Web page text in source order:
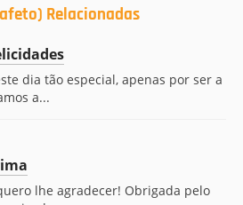
Relacionadas
dia tão especial, apenas por ser a
a...
lhe agradecer! Obrigada pelo